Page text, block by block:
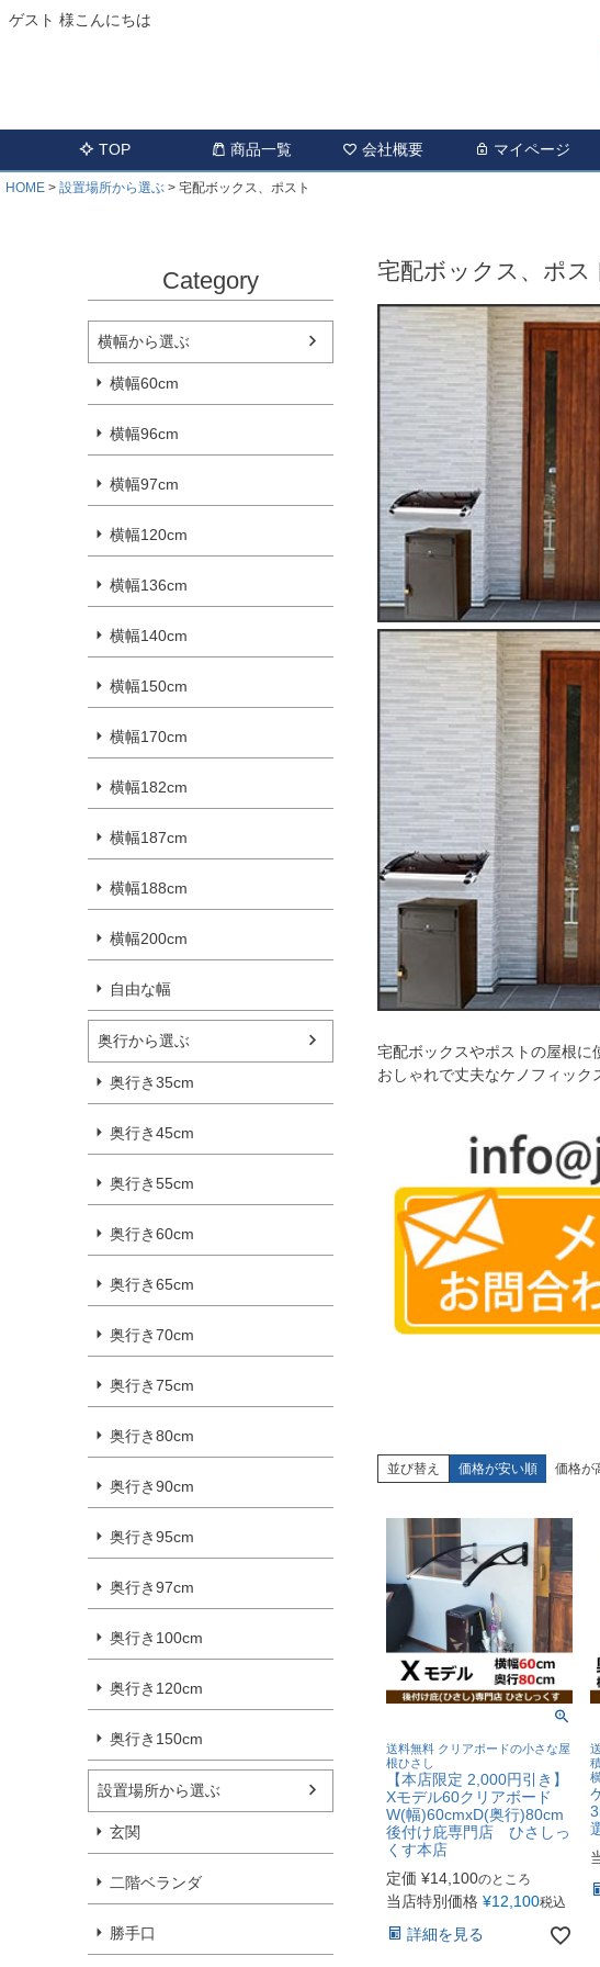
ゲスト 様こんにちは
TOP 商品一覧 会社概要 マイページ
HOME 設置場所から選ぶ 宅配ボックス、ポスト
Category
横幅から選ぶ
横幅60cm
横幅96cm
横幅97cm
横幅120cm
横幅136cm
横幅140cm
横幅150cm
横幅170cm
横幅182cm
横幅187cm
横幅188cm
横幅200cm
自由な幅
奥行から選ぶ
奥行き35cm
奥行き45cm
奥行き55cm
奥行き60cm
奥行き65cm
奥行き70cm
奥行き75cm
奥行き80cm
奥行き90cm
奥行き95cm
奥行き97cm
奥行き100cm
奥行き120cm
奥行き150cm
設置場所から選ぶ
玄関
二階ベランダ
勝手口
宅配ボックス、ポス
宅配ボックスやポストの屋根に
おしゃれで丈夫なケノフィック
並び替え 価格が安い順 価格が
送料無料 クリアボードの小さな屋
根ひさし
【本店限定 2,000円引き】
Xモデル60クリアボード
W(幅)60cmxD(奥行)80cm
後付け庇専門店 ひさしっ
くす本店
定価 ¥14,100のところ
当店特別価格 ¥12,100税込
詳細を見る